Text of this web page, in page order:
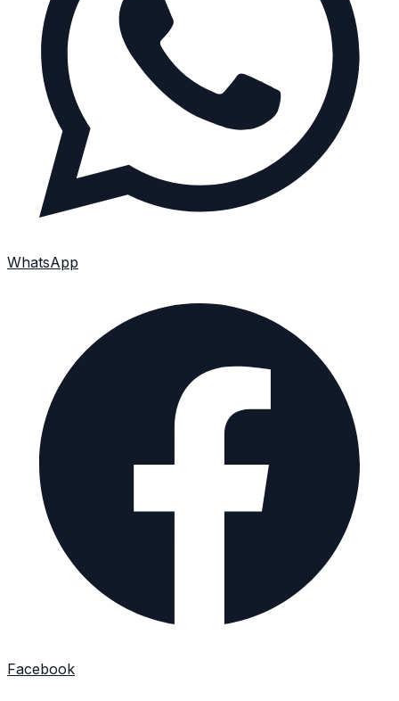
WhatsApp
Facebook